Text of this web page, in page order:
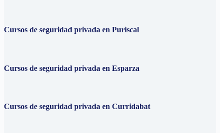
Cursos de seguridad privada en Puriscal
Cursos de seguridad privada en Esparza
Cursos de seguridad privada en Curridabat